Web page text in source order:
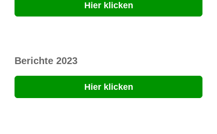
Hier klicken
Berichte 2023
Hier klicken